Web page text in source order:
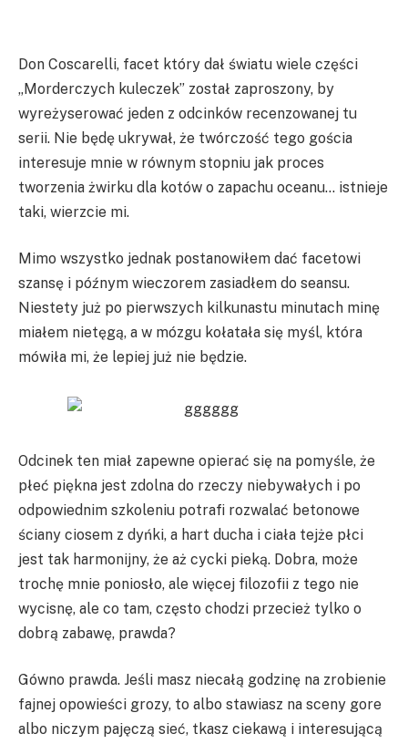
Don Coscarelli, facet który dał światu wiele części
„Morderczych kuleczek” został zaproszony, by
wyreżyserować jeden z odcinków recenzowanej tu
serii. Nie będę ukrywał, że twórczość tego gościa
interesuje mnie w równym stopniu jak proces
tworzenia żwirku dla kotów o zapachu oceanu… istnieje
taki, wierzcie mi.
Mimo wszystko jednak postanowiłem dać facetowi
szansę i późnym wieczorem zasiadłem do seansu.
Niestety już po pierwszych kilkunastu minutach minę
miałem nietęgą, a w mózgu kołatała się myśl, która
mówiła mi, że lepiej już nie będzie.
Odcinek ten miał zapewne opierać się na pomyśle, że
płeć piękna jest zdolna do rzeczy niebywałych i po
odpowiednim szkoleniu potrafi rozwalać betonowe
ściany ciosem z dyńki, a hart ducha i ciała tejże płci
jest tak harmonijny, że aż cycki pieką. Dobra, może
trochę mnie poniosło, ale więcej filozofii z tego nie
wycisnę, ale co tam, często chodzi przecież tylko o
dobrą zabawę, prawda?
Gówno prawda. Jeśli masz niecałą godzinę na zrobienie
fajnej opowieści grozy, to albo stawiasz na sceny gore
albo niczym pajęczą sieć, tkasz ciekawą i interesującą